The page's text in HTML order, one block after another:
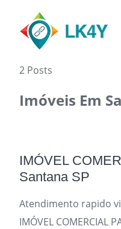
content
2 Posts
Imóveis Em
IMÓVEL
Santana SP
Atendimento rapido
IMÓVEL COMERCIAL